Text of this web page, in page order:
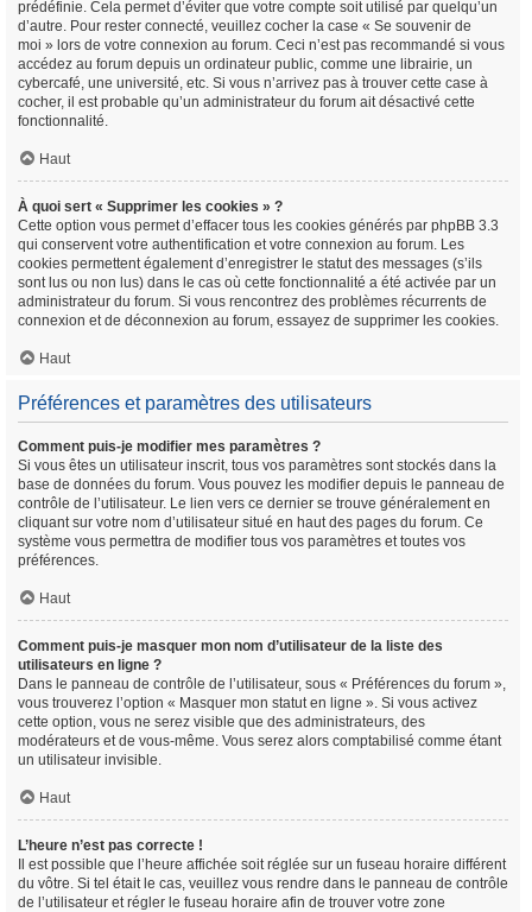
prédéfinie. Cela permet d’éviter que votre compte soit utilisé par quelqu’un
d’autre. Pour rester connecté, veuillez cocher la case « Se souvenir de
moi » lors de votre connexion au forum. Ceci n’est pas recommandé si vous
accédez au forum depuis un ordinateur public, comme une librairie, un
cybercafé, une université, etc. Si vous n’arrivez pas à trouver cette case à
cocher, il est probable qu’un administrateur du forum ait désactivé cette
fonctionnalité.
Haut
À quoi sert « Supprimer les cookies » ?
Cette option vous permet d’effacer tous les cookies générés par phpBB 3.3
qui conservent votre authentification et votre connexion au forum. Les
cookies permettent également d’enregistrer le statut des messages (s’ils
sont lus ou non lus) dans le cas où cette fonctionnalité a été activée par un
administrateur du forum. Si vous rencontrez des problèmes récurrents de
connexion et de déconnexion au forum, essayez de supprimer les cookies.
Haut
Préférences et paramètres des utilisateurs
Comment puis-je modifier mes paramètres ?
Si vous êtes un utilisateur inscrit, tous vos paramètres sont stockés dans la
base de données du forum. Vous pouvez les modifier depuis le panneau de
contrôle de l’utilisateur. Le lien vers ce dernier se trouve généralement en
cliquant sur votre nom d’utilisateur situé en haut des pages du forum. Ce
système vous permettra de modifier tous vos paramètres et toutes vos
préférences.
Haut
Comment puis-je masquer mon nom d’utilisateur de la liste des
utilisateurs en ligne ?
Dans le panneau de contrôle de l’utilisateur, sous « Préférences du forum »,
vous trouverez l’option « Masquer mon statut en ligne ». Si vous activez
cette option, vous ne serez visible que des administrateurs, des
modérateurs et de vous-même. Vous serez alors comptabilisé comme étant
un utilisateur invisible.
Haut
L’heure n’est pas correcte !
Il est possible que l’heure affichée soit réglée sur un fuseau horaire différent
du vôtre. Si tel était le cas, veuillez vous rendre dans le panneau de contrôle
de l’utilisateur et régler le fuseau horaire afin de trouver votre zone